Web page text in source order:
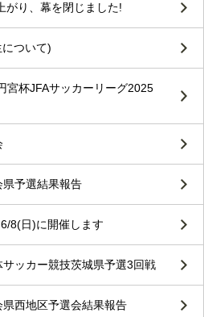
がり、幕を閉じました!
について)
宮杯JFAサッカーリーグ2025
県予選結果報告
8(日)に開催します
サッカー競技茨城県予選3回戦
県西地区予選会結果報告